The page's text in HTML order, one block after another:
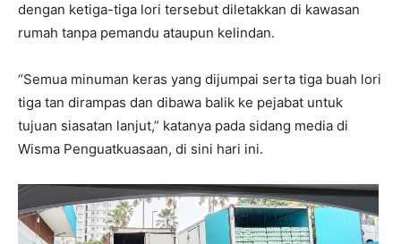
dengan ketiga-tiga lori tersebut diletakkan di kawasan
rumah tanpa pemandu ataupun kelindan.
“Semua minuman keras yang dijumpai serta tiga buah lori
tiga tan dirampas dan dibawa balik ke pejabat untuk
tujuan siasatan lanjut,” katanya pada sidang media di
Wisma Penguatkuasaan, di sini hari ini.